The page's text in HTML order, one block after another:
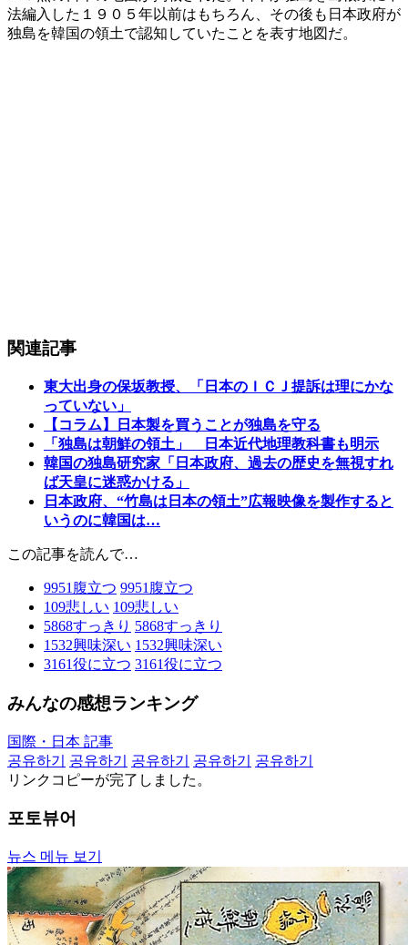
法編入した１９０５年以前はもちろん、その後も日本政府が
独島を韓国の領土で認知していたことを表す地図だ。
関連記事
東大出身の保坂教授、「日本のＩＣＪ提訴は理にかな
っていない」
【コラム】日本製を買うことが独島を守る
「独島は朝鮮の領土」 日本近代地理教科書も明示
韓国の独島研究家「日本政府、過去の歴史を無視すれ
ば天皇に迷惑かける」
日本政府、“竹島は日本の領土”広報映像を製作すると
いうのに韓国は…
この記事を読んで…
9951 腹立つ 9951 腹立つ
109悲しい 109悲しい
5868すっきり 5868すっきり
1532興味深い 1532興味深い
3161役に立つ 3161役に立つ
みんなの感想ランキング
国際・日本 記事
공유하기
공유하기 공유하기 공유하기
공유하기
リンクコピーが完了しました。
포토뷰어
뉴스 메뉴 보기